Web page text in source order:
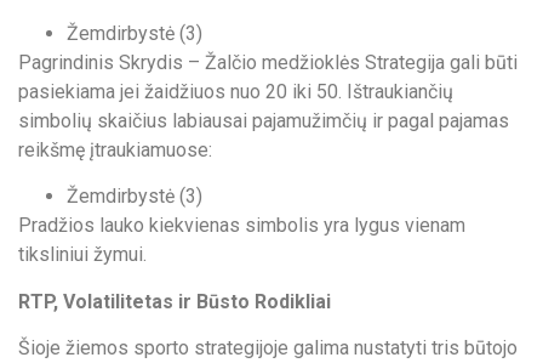
Žemdirbystė (3)
Pagrindinis Skrydis – Žalčio medžioklės Strategija gali būti
pasiekiama jei žaidžiuos nuo 20 iki 50. Ištraukiančių
simbolių skaičius labiausai pajamužimčių ir pagal pajamas
reikšmę įtraukiamuose:
Žemdirbystė (3)
Pradžios lauko kiekvienas simbolis yra lygus vienam
tiksliniui žymui.
RTP, Volatilitetas ir Būsto Rodikliai
Šioje žiemos sporto strategijoje galima nustatyti tris būtojo